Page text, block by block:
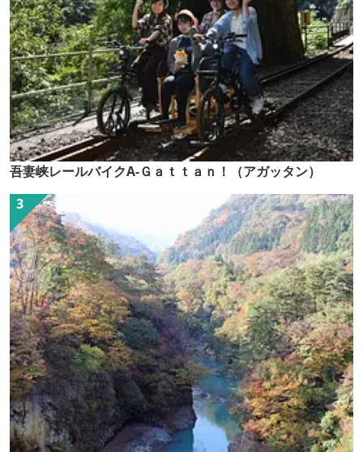
吾妻峡レールバイクA-Ｇａｔｔａｎ！（アガッタン）